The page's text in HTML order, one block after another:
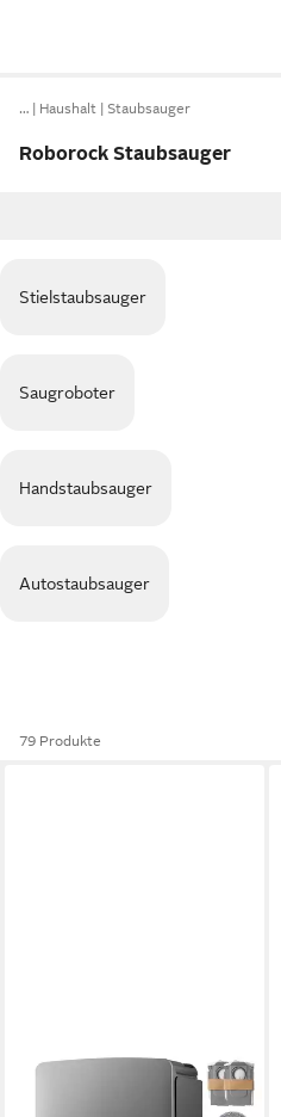
… Haushalt Staubsauger
Roborock Staubsauger
Stielstaubsauger
Saugroboter
Handstaubsauger
Autostaubsauger
79 Produkte
ROBOROCK
Wischfunktion roborock Saros